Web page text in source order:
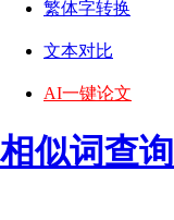
繁体字转换
文本对比
AI一键论文
相似词查询